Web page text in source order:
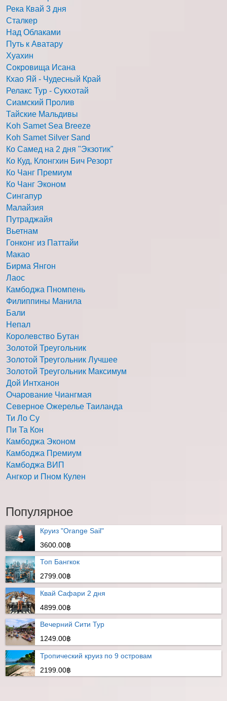
Река Квай 3 дня
Сталкер
Над Облаками
Путь к Аватару
Хуахин
Сокровища Исана
Кхао Яй - Чудесный Край
Релакс Тур - Сукхотай
Сиамский Пролив
Тайские Мальдивы
Koh Samet Sea Breeze
Koh Samet Silver Sand
Ко Самед на 2 дня "Экзотик"
Ко Куд, Клонгхин Бич Резорт
Ко Чанг Премиум
Ко Чанг Эконом
Сингапур
Малайзия
Путраджайя
Вьетнам
Гонконг из Паттайи
Макао
Бирма Янгон
Лаос
Камбоджа Пномпень
Филиппины Манила
Бали
Непал
Королевство Бутан
Золотой Треугольник
Золотой Треугольник Лучшее
Золотой Треугольник Максимум
Дой Интханон
Очарование Чиангмая
Северное Ожерелье Таиланда
Ти Ло Су
Пи Та Кон
Камбоджа Эконом
Камбоджа Премиум
Камбоджа ВИП
Ангкор и Пном Кулен
Популярное
Круиз "Orange Sail"
3600.00฿
Топ Бангкок
2799.00฿
Квай Сафари 2 дня
4899.00฿
Вечерний Сити Тур
1249.00฿
Тропический круиз по 9 островам
2199.00฿